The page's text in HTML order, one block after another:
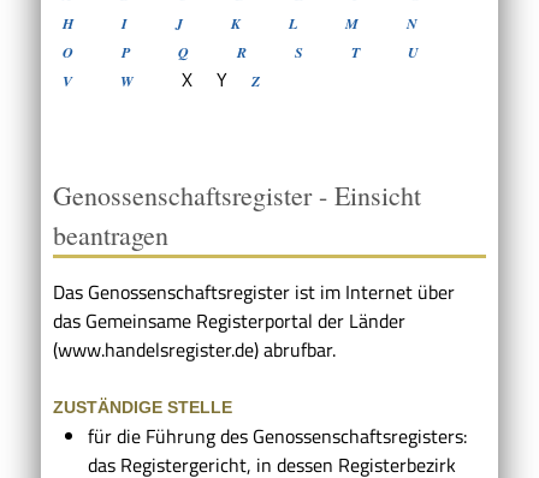
H
I J K L M
N
O
P Q R S T
U
V
W X Y Z
Genossenschaftsregister - Einsicht
beantragen
Das Genossenschaftsregister ist im Internet über
das Gemeinsame Registerportal der Länder
(www.handelsregister.de)abrufbar.
ZUSTÄNDIGE STELLE
für die Führung des Genossenschaftsregisters:
das Registergericht, in dessen Registerbezirk